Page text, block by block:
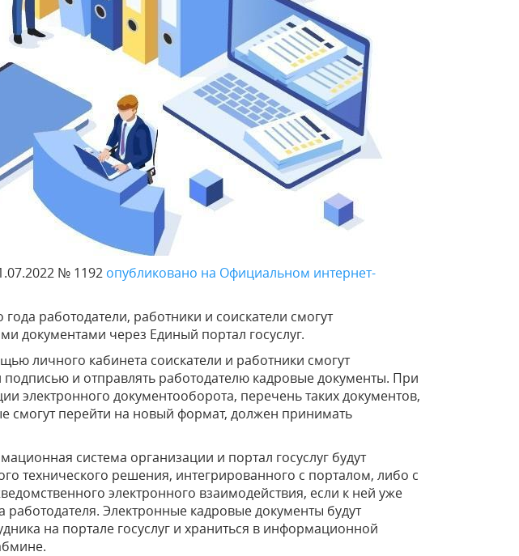
№ 1192 опубликовано на Официальном интернет-
работодатели, работники и соискатели смогут
документами через Единый портал госуслуг.
личного кабинета соискатели и работники смогут
и отправлять работодателю кадровые документы. При
электронного документооборота, перечень таких документов,
смогут перейти на новый формат, должен принимать
система организации и портал госуслуг будут
технического решения, интегрированного с порталом, либо с
электронного взаимодействия, если к ней уже
Электронные кадровые документы будут
на портале госуслуг и храниться в информационной